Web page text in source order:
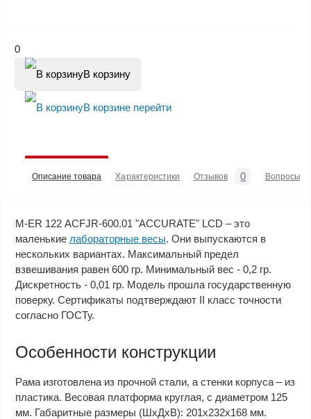
0
В корзину
В корзине перейти
Описание товара Характеристики Отзывов 0 Вопросы
M-ER 122 АCFJR-600.01 "ACCURATE" LСD – это
маленькие лабораторные весы. Они выпускаются в
нескольких вариантах. Максимальный предел
взвешивания равен 600 гр. Минимальный вес - 0,2 гр.
Дискретность - 0,01 гр. Модель прошла государственную
поверку. Сертификаты подтверждают II класс точности
согласно ГОСТу.
Особенности конструкции
Рама изготовлена из прочной стали, а стенки корпуса – из
пластика. Весовая платформа круглая, с диаметром 125
мм. Габаритные размеры (ШхДхВ): 201х232х168 мм.